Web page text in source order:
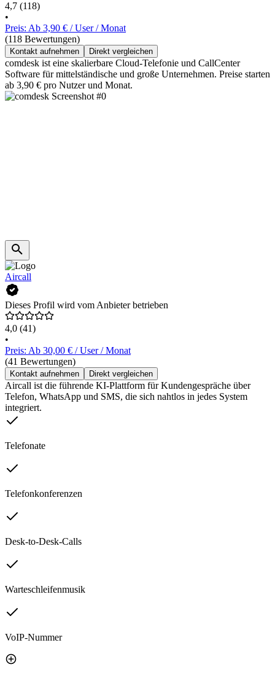
4,7 (118)
•
Preis: Ab 3,90 € / User / Monat
(118 Bewertungen)
Kontakt aufnehmen Direkt vergleichen
comdesk ist eine skalierbare Cloud-Telefonie und CallCenter
Software für mittelständische und große Unternehmen. Preise starten
ab 3,90 € pro Nutzer und Monat.
Aircall
Dieses Profil wird vom Anbieter betrieben
4,0 (41)
•
Preis: Ab 30,00 € / User / Monat
(41 Bewertungen)
Kontakt aufnehmen Direkt vergleichen
Aircall ist die führende KI-Plattform für Kundengespräche über
Telefon, WhatsApp und SMS, die sich nahtlos in jedes System
integriert.
Telefonate
Telefonkonferenzen
Desk-to-Desk-Calls
Warteschleifenmusik
VoIP-Nummer